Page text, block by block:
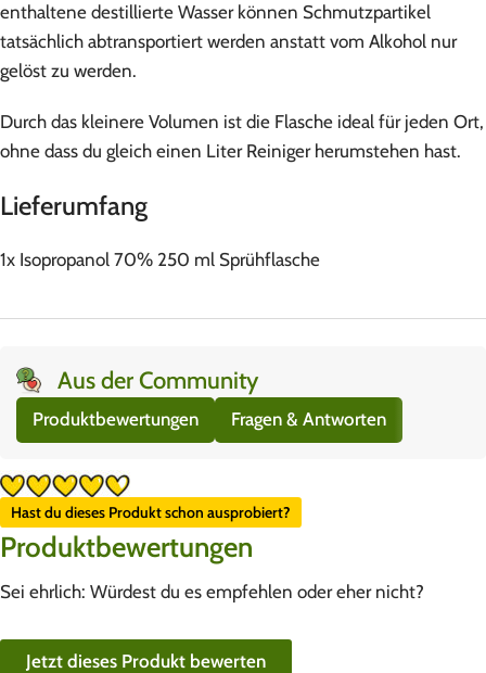
enthaltene destillierte Wasser können Schmutzpartikel
tatsächlich abtransportiert werden anstatt vom Alkohol nur
gelöst zu werden.
Durch das kleinere Volumen ist die Flasche ideal für jeden Ort,
ohne dass du gleich einen Liter Reiniger herumstehen hast.
Lieferumfang
1x Isopropanol 70% 250 ml Sprühflasche
Aus der Community
Produktbewertungen Fragen & Antworten
Hast du dieses Produkt schon ausprobiert?
Produktbewertungen
Sei ehrlich: Würdest du es empfehlen oder eher nicht?
Jetzt dieses Produkt bewerten